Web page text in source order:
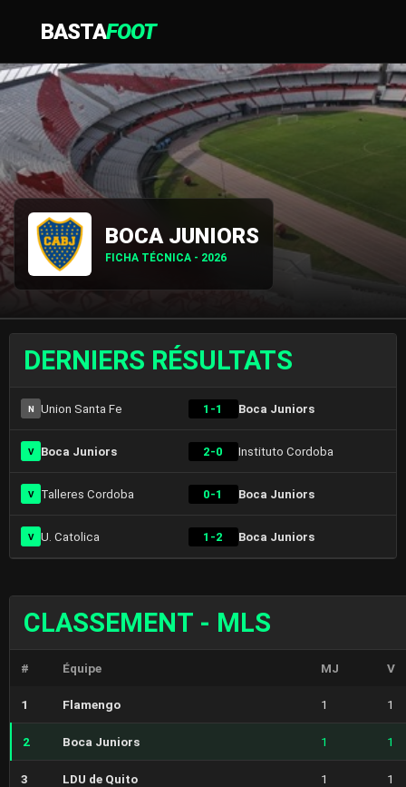
BASTAFOOT
BOCA JUNIORS
FICHA TÉCNICA - 2026
DERNIERS RÉSULTATS
N Union Santa Fe 1-1 Boca Juniors
V Boca Juniors 2-0 Instituto Cordoba
V Talleres Cordoba 0-1 Boca Juniors
V U. Catolica 1-2 Boca Juniors
CLASSEMENT - MLS
# Équipe MJ V
1 Flamengo 1 1
2 Boca Juniors 1 1
3 LDU de Quito 1 1